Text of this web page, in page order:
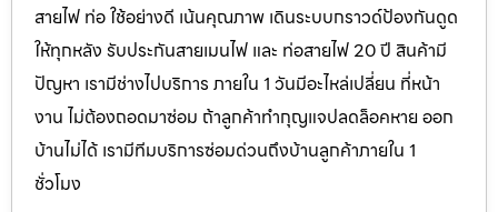
สายไฟ ท่อ ใช้อย่างดี เน้นคุณภาพ เดินระบบกราวด์ป้องกันดูด
ให้ทุกหลัง รับประกันสายเมนไฟ และ ท่อสายไฟ 20 ปี สินค้ามี
ปัญหา เรามีช่างไปบริการ ภายใน 1 วันมีอะไหล่เปลี่ยน ที่หน้า
งาน ไม่ต้องถอดมาซ่อม ถ้าลูกค้าทำกุญแจปลดล็อคหาย ออก
บ้านไม่ได้ เรามีทีมบริการซ่อมด่วนถึงบ้านลูกค้าภายใน 1
ชั่วโมง